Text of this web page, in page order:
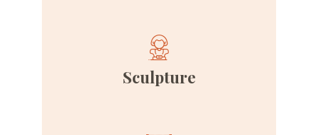
Sculpture